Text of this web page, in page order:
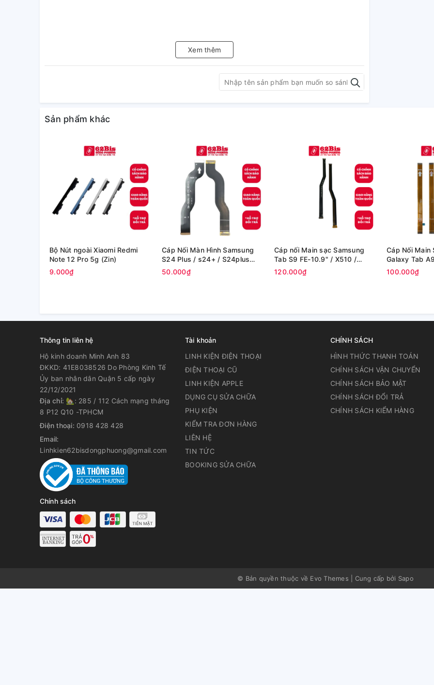
Xem thêm
Sản phẩm khác
Bộ Nút ngoài Xiaomi Redmi
Note 12 Pro 5g (Zin)
9.000₫
Cáp Nối Màn Hình Samsung
S24 Plus / s24+ / S24plus
(Zin)
50.000₫
Cáp nối Main sạc Samsung
Tab S9 FE-10.9" / X510 /
X516B (Zin)
120.000₫
Cáp Nối Main
Galaxy Tab
X110 (Zin Máy)
100.000₫
Thông tin liên hệ
Hộ kinh doanh Minh Anh 83
ĐKKD: 41E8038526 Do Phòng Kinh Tế
Ủy ban nhân dân Quận 5 cấp ngày
22/12/2021
Địa chỉ: 🏡: 285 / 112 Cách mạng tháng
8 P12 Q10 -TPHCM
Điện thoại: 0918 428 428
Email:
Linhkien62bisdongphuong@gmail.com
Chính sách
Tài khoản
LINH KIỆN ĐIỆN THOẠI
ĐIỆN THOẠI CŨ
LINH KIỆN APPLE
DỤNG CỤ SỬA CHỮA
PHỤ KIỆN
KIỂM TRA ĐƠN HÀNG
LIÊN HỆ
TIN TỨC
BOOKING SỬA CHỮA
CHÍNH SÁCH
HÌNH THỨC THANH TOÁN
CHÍNH SÁCH VẬN CHUYỂN
CHÍNH SÁCH BẢO MẬT
CHÍNH SÁCH ĐỔI TRẢ
CHÍNH SÁCH KIỂM HÀNG
© Bản quyền thuộc về Evo Themes Cung cấp bởi Sapo